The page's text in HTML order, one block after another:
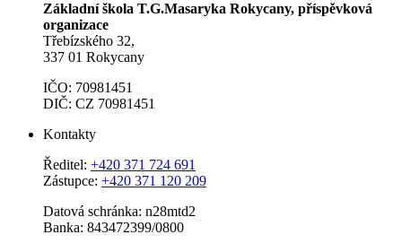
Základní škola T.G.Masaryka Rokycany, příspěvková
organizace
Třebízského 32,
337 01 Rokycany
IČO: 70981451
DIČ: CZ 70981451
Kontakty
Ředitel: +420 371 724 691
Zástupce: +420 371 120 209
Datová schránka: n28mtd2
Banka: 843472399/0800